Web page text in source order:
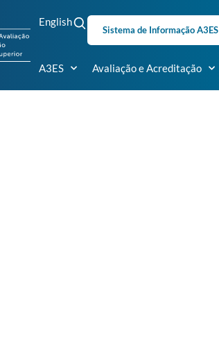
English
Sistema de Informação A3ES
A3ES Avaliação e Acreditação